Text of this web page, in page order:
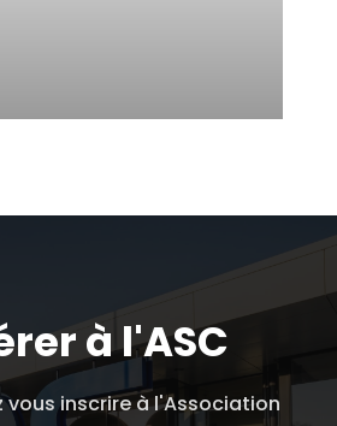
à l'ASC
vous inscrire à l'Association